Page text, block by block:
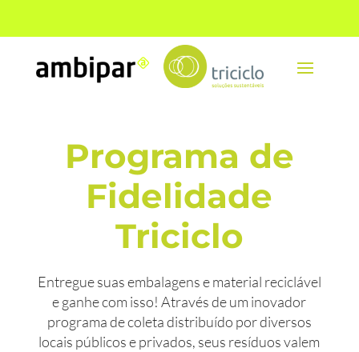
Programa de
Fidelidade
Triciclo
Entregue suas embalagens e material reciclável
e ganhe com isso! Através de um inovador
programa de coleta distribuído por diversos
locais públicos e privados, seus resíduos valem